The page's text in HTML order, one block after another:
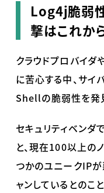
Log4j脆弱
撃はこれか
クラウドプロバイ
に苦心する中、サイ
Shellの脆弱性を発
セキュリティベンダ
と、現在100以上の
つかのユニークIP
ャンしているとのこと